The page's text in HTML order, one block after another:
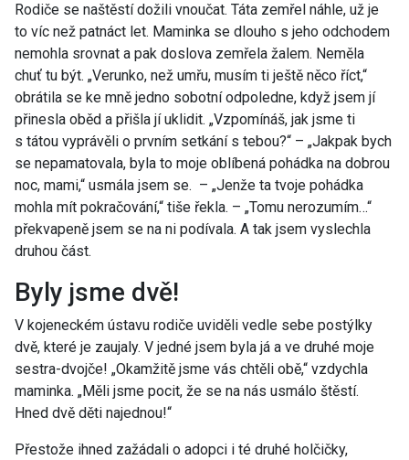
Rodiče se naštěstí dožili vnoučat. Táta zemřel náhle, už je
to víc než patnáct let. Maminka se dlouho s jeho odchodem
nemohla srovnat a pak doslova zemřela žalem. Neměla
chuť tu být. „Verunko, než umřu, musím ti ještě něco říct,“
obrátila se ke mně jedno sobotní odpoledne, když jsem jí
přinesla oběd a přišla jí uklidit. „Vzpomínáš, jak jsme ti
s tátou vyprávěli o prvním setkání s tebou?“ – „Jakpak bych
se nepamatovala, byla to moje oblíbená pohádka na dobrou
noc, mami,“ usmála jsem se. – „Jenže ta tvoje pohádka
mohla mít pokračování,“ tiše řekla. – „Tomu nerozumím…“
překvapeně jsem se na ni podívala. A tak jsem vyslechla
druhou část.
Byly jsme dvě!
V kojeneckém ústavu rodiče uviděli vedle sebe postýlky
dvě, které je zaujaly. V jedné jsem byla já a ve druhé moje
sestra-dvojče! „Okamžitě jsme vás chtěli obě,“ vzdychla
maminka. „Měli jsme pocit, že se na nás usmálo štěstí.
Hned dvě děti najednou!“
Přestože ihned zažádali o adopci i té druhé holčičky,